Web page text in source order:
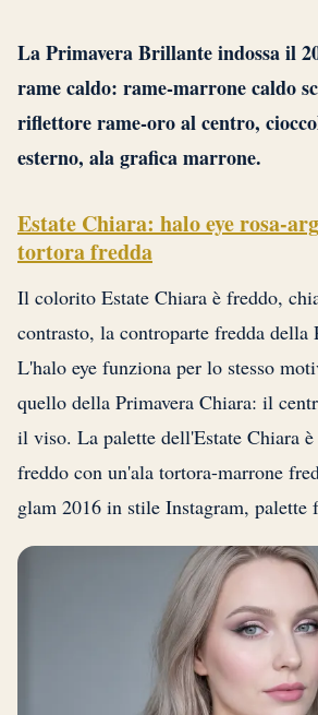
La Primavera Brillante indossa il
rame caldo: rame-marrone caldo
riflettore rame-oro al centro,
esterno, ala grafica marrone.
Estate Chiara: halo eye rosa-
tortora fredda
Il colorito Estate Chiara è freddo,
contrasto, la controparte fredda della
L'halo eye funziona per lo stesso
quello della Primavera Chiara: il
il viso. La palette dell'Estate Chiara è
freddo con un'ala tortora-marrone
glam 2016 in stile Instagram, palette